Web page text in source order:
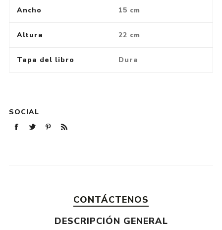
Ancho 15 cm
Altura 22 cm
Tapa del libro Dura
SOCIAL
CONTÁCTENOS
DESCRIPCIÓN GENERAL